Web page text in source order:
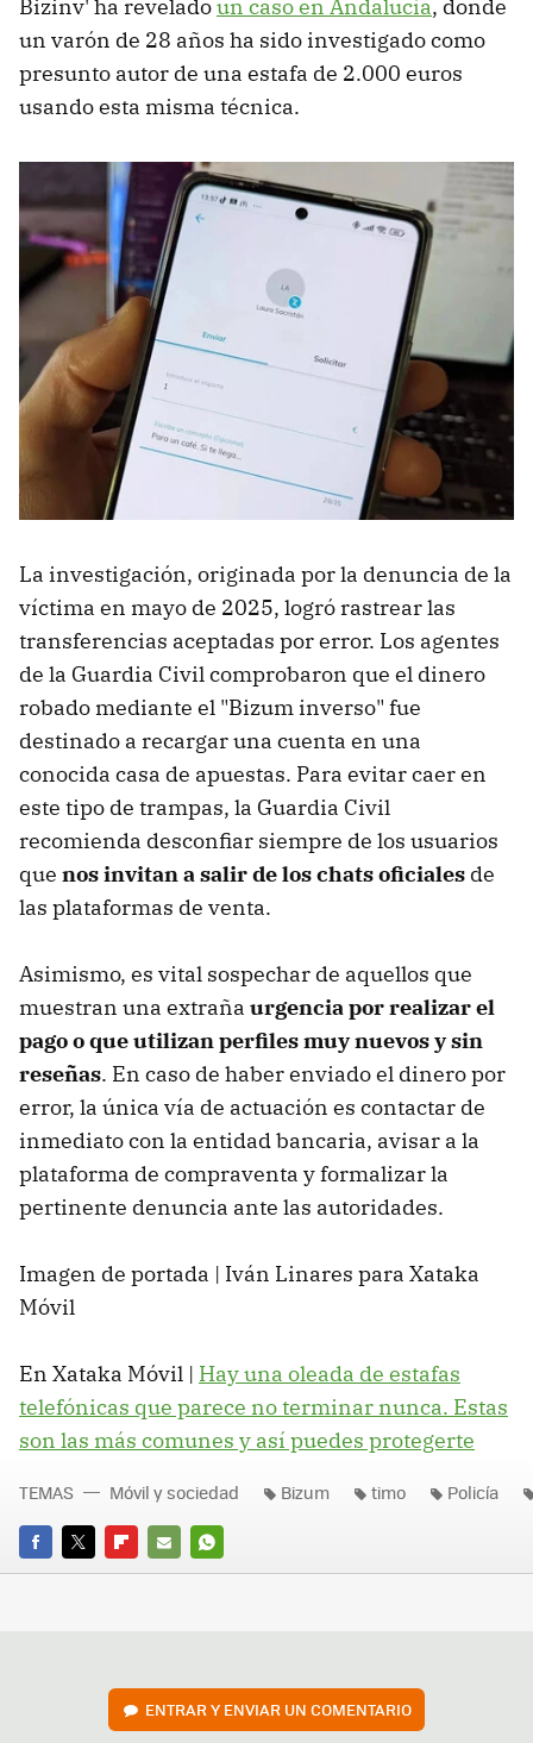
Bizinv' ha reveladoun caso en Andalucía, donde
un varón de 28 años ha sido investigado como
presunto autor de una estafa de 2.000 euros
usando esta misma técnica.
La investigación, originada por la denuncia de la
víctima en mayo de 2025, logró rastrear las
transferencias aceptadas por error. Los agentes
de la Guardia Civil comprobaron que el dinero
robado mediante el "Bizum inverso" fue
destinado a recargar una cuenta en una
conocida casa de apuestas. Para evitar caer en
este tipo de trampas, la Guardia Civil
recomienda desconfiar siempre de los usuarios
que nos invitan a salir de los chats oficiales de
las plataformas de venta.
Asimismo, es vital sospechar de aquellos que
muestran una extraña urgencia por realizar el
pago o que utilizan perfiles muy nuevos y sin
reseñas. En caso de haber enviado el dinero por
error, la única vía de actuación es contactar de
inmediato con la entidad bancaria, avisar a la
plataforma de compraventa y formalizar la
pertinente denuncia ante las autoridades.
Imagen de portada | Iván Linares para Xataka
Móvil
En Xataka Móvil | Hay una oleada de estafas
telefónicas que parece no terminar nunca. Estas
son las más comunes y así puedes protegerte
FACEBOOK
TWITTERFLIPBOARD
E-
WHATSAPP
TEMAS Móvil y sociedad Bizum timo Policía
ENTRAR Y ENVIAR UN COMENTARIO